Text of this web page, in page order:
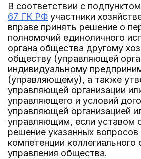
В соответствии с
67 ГК РФ участники
вправе принять решение о
полномочий единоличного
органа общества другому
обществу (управляющей
индивидуальному
(управляющему), а также
управляющей организации
управляющего и условий
управляющей организацией
управляющим, если уставом
решение указанных вопросов
компетенции коллегиального
управления общества.